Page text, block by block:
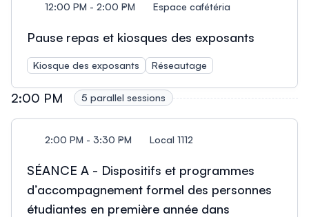
12:00 PM - 2:00 PM Espace cafétéria
Pause repas et kiosques des exposants
Kiosque des exposants Réseautage
2:00 PM 5 parallel sessions
2:00 PM - 3:30 PM Local 1112
SÉANCE A - Dispositifs et programmes
d’accompagnement formel des personnes
étudiantes en première année dans